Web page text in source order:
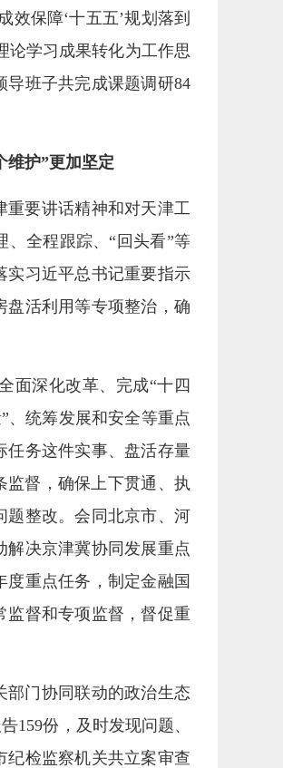
保障‘十五五’规划落到
论学习成果转化为工作思
班子共完成课题调研84
维护”更加坚定
重要讲话精神和对天津工
全程跟踪、“回头看”等
实习近平总书记重要指示
盘活利用等专项整治，确
面深化改革、完成“十四
、统筹发展和安全等重点
任务这件实事、盘活存量
监督，确保上下贯通、执
题整改。会同北京市、河
决京津冀协同发展重点
重点任务，制定金融国
监督和专项监督，督促重
部门协同联动的政治生态
159份，及时发现问题、
纪检监察机关共立案审查